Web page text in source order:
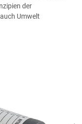
der
Umwelt